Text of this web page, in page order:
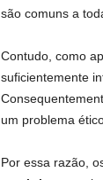
são comuns a
Contudo, como
suficientemente
um problema
Por essa razão,